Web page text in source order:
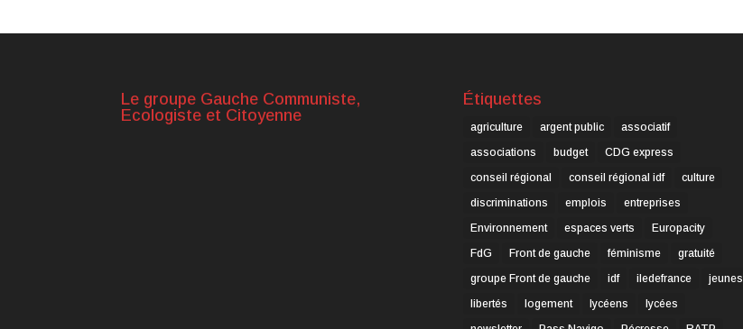
Le groupe Gauche Communiste,
Ecologiste et Citoyenne
Étiquettes
agriculture argent public
associatif
associations
budget
CDG express
conseil régional
conseil régional idf
culture
discriminations
emplois
entreprises
Environnement
espaces verts
Europacity
FdG
Front de gauche féminisme
gratuité
groupe Front de gauche
idf iledefrance
jeunes
libertés
logement lycéens
lycées